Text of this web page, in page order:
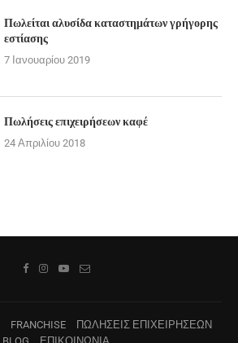
Πωλείται αλυσίδα καταστημάτων γρήγορης
εστίασης
7 Ιανουαρίου 2019
Πωλήσεις επιχειρήσεων καφέ
24 Απριλίου 2018
FRANCHISE
ΠΩΛΗΣΕΙΣ ΕΠΙΧΕΙΡΗΣΕΩΝ